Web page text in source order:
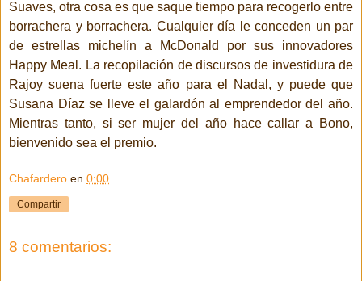
Suaves, otra cosa es que saque tiempo para recogerlo entre
borrachera y borrachera. Cualquier día le conceden un par
de estrellas michelín a McDonald por sus innovadores
Happy Meal. La recopilación de discursos de investidura de
Rajoy suena fuerte este año para el Nadal, y puede que
Susana Díaz se lleve el galardón al emprendedor del año.
Mientras tanto, si ser mujer del año hace callar a Bono,
bienvenido sea el premio.
Chafardero en 0:00
Compartir
8 comentarios: